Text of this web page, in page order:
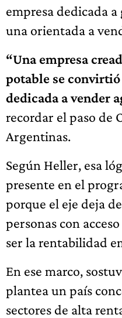
empresa dedicada
una orientada a
“Una empresa
potable se convirtió
dedicada a vender
recordar el paso de
Argentinas.
Según Heller, esa
presente en el
porque el eje deja
personas con
ser la rentabilidad
En ese marco,
plantea un país
sectores de alta